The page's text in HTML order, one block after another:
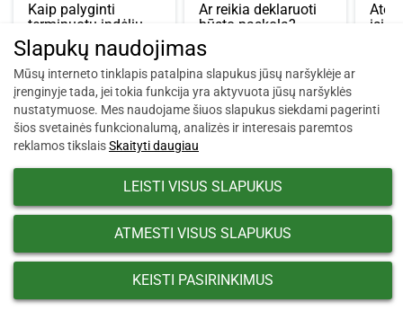
Kaip palyginti
terminuotų indėlių
palūkanas? Į ką…
Ar reikia deklaruoti
būsto paskolą?
Kada tai…
Asmens duomenų tvarkymo politika
Asmens duomenų tvarkymo politika tampant kredito unijos nariu
Slapukų naudojimas
Mūsų interneto tinklapis patalpina slapukus jūsų naršyklėje ar
įrenginyje tada, jei tokia funkcija yra aktyvuota jūsų naršyklės
nustatymuose. Mes naudojame šiuos slapukus siekdami pagerinti
šios svetainės funkcionalumą, analizės ir interesais paremtos
reklamos tikslaisSkaityti daugiau
LEISTI VISUS SLAPUKUS
ATMESTI VISUS SLAPUKUS
KEISTI PASIRINKIMUS